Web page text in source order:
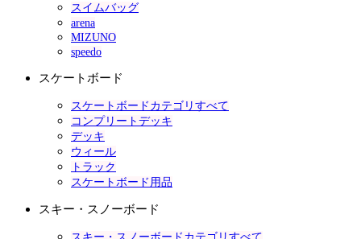
スイムバッグ
arena
MIZUNO
speedo
スケートボード
スケートボードカテゴリすべて
コンプリートデッキ
デッキ
ウィール
トラック
スケートボード用品
スキー・スノーボード